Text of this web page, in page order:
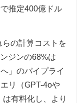
推定400億ドル
らの計算コストを
ジンの68%は
」のパイプライ
リ（GPT-4oや
有料化し、より